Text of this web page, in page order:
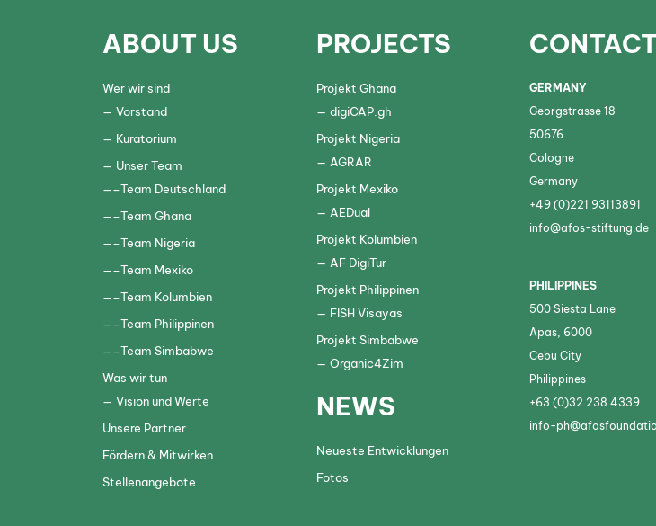
ABOUT US
Wer wir sind
Vorstand
Kuratorium
Unser Team
Team Deutschland
Team Ghana
Team Nigeria
Team Mexiko
Team Kolumbien
Team Philippinen
Team Simbabwe
Was wir tun
Vision und Werte
Unsere Partner
Fördern & Mitwirken
Stellenangebote
PROJECTS
Projekt Ghana
digiCAP.gh
Projekt Nigeria
AGRAR
Projekt Mexiko
AEDual
Projekt Kolumbien
AF DigiTur
Projekt Philippinen
FISH Visayas
Projekt Simbabwe
Organic4Zim
NEWS
Neueste Entwicklungen
Fotos
GERMANY
Georgstrasse 18
50676
Cologne
Germany
+49 (0)221 93113891
info@afos-stiftung.de
PHILIPPINES
500 Siesta Lane
Apas, 6000
Cebu City
Philippines
+63 (0)32 238 4339
info-